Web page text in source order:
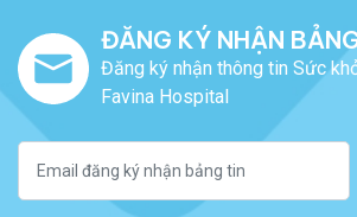
ĐĂNG KÝ NHẬN
Đăng ký nhận thông tin Sức
Favina Hospital